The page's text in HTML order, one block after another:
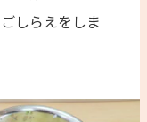
しらえをしま